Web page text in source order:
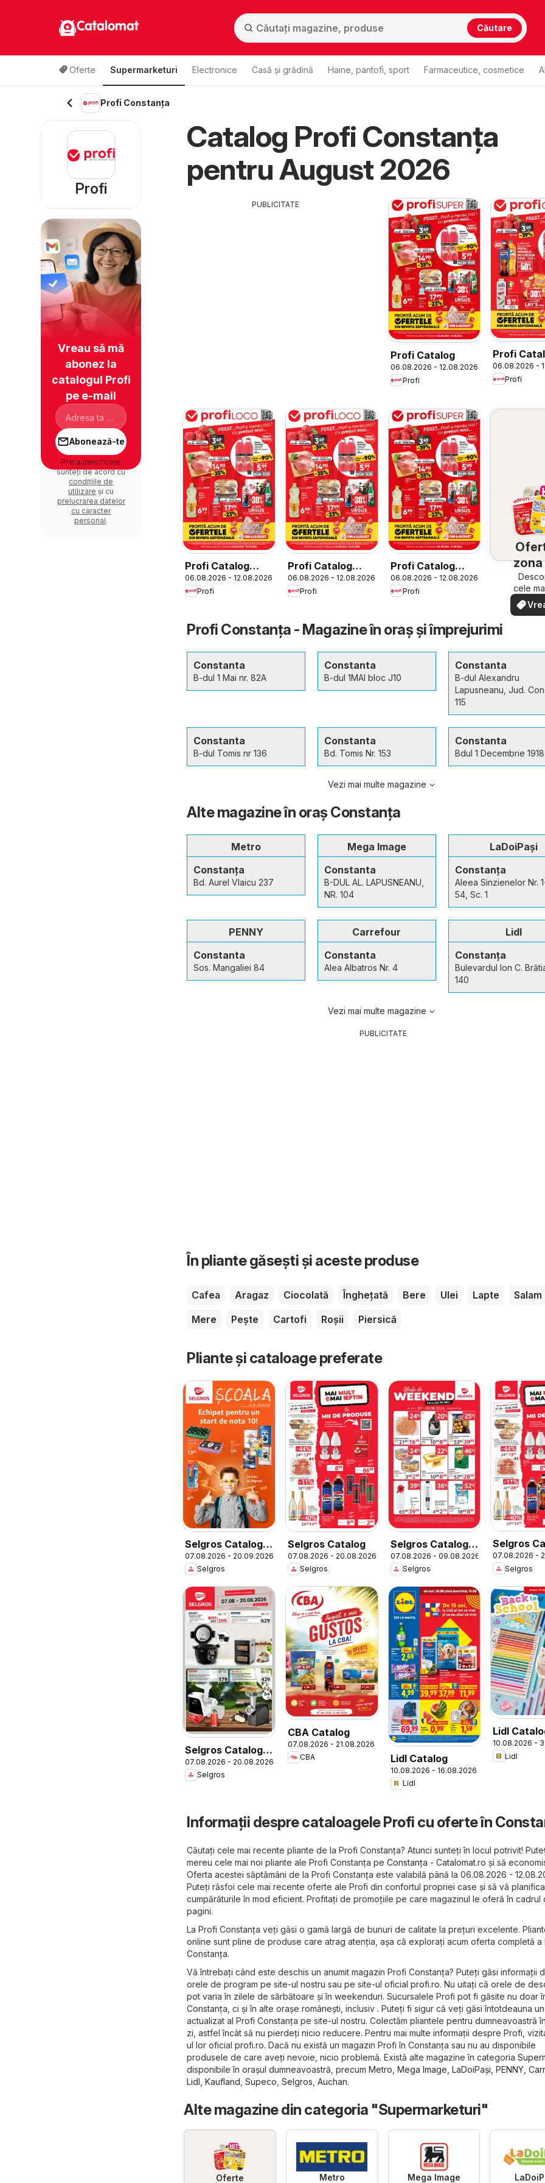
Catalomat Căutare
Oferte Supermarketuri Electronice Casă și grădină Haine, pantofi, sport Farmaceutice, cosmetice
Profi Constanța
Catalog Profi Constanța
pentru August 2026
PUBLICITATE
Profi Catalog
06.08.2026 - 12.08.2026
Profi
Profi
06.08.2026 -
Profi
Profi Catalog
Loco
06.08.2026 - 12.08.2026
Profi
Profi Catalog
Loco nou
06.08.2026 - 12.08.2026
Profi
Profi Catalog
Super
06.08.2026 - 12.08.2026
Profi
cele
oferte
văd
Profi Constanța - Magazine în oraş şi împrejurimi
Constanta
B-dul 1 Mai nr. 82A
Constanta
B-dul 1MAI bloc J10
Constanta
B-dul Alexandru
Lapusneanu, Jud.
115
Constanta
B-dul Tomis nr 136
Constanta
Bd. Tomis Nr. 153
Constanta
Bdul 1 Decembrie
Vezi mai multe magazine
Alte magazine în oraş Constanța
Metro
Constanța
Bd. Aurel Vlaicu 237
Mega Image
Constanta
B-DUL AL. LAPUSNEANU,
NR. 104
LaDoiPași
Constanța
Aleea Sinzienelor Nr.
54, Sc. 1
PENNY
Constanta
Sos. Mangaliei 84
Carrefour
Constanta
Alea Albatros Nr. 4
Lidl
Constanța
Bulevardul Ion C.
140
Vezi mai multe magazine
PUBLICITATE
În pliante găsești și aceste produse
Cafea Aragaz Ciocolată Înghețată Bere Ulei Lapte
Salam
Mere
Pește Cartofi Roșii Piersică
Pliante și cataloage preferate
Selgros Catalog
Şcoala
07.08.2026 - 20.09.2026
Selgros
Selgros Catalog
07.08.2026 - 20.08.2026
Selgros
Selgros Catalog
Oferte de
weekend
07.08.2026 - 09.08.2026
Selgros
Selgros
Magazine
07.08.2026 -
Selgros
Selgros Catalog
Nonfood
07.08.2026 - 20.08.2026
Selgros
CBA Catalog
07.08.2026 - 21.08.2026
CBA
Lidl Catalog
10.08.2026 - 16.08.2026
Lidl
Lidl
to School
10.08.2026 -
Lidl
Informații despre cataloagele Profi cu oferte în
Căutați cele mai recente pliante de la Profi Constanța? Atunci sunteți în locul potrivit!
mereu cele mai noi pliante ale Profi Constanța pe Constanța - Catalomat.ro și să
Oferta acestei săptămâni de la Profi Constanța este valabilă până la 06.08.2026 -
Puteți răsfoi cele mai recente oferte ale Profi din confortul propriei case și să vă
cumpărăturile în mod eficient. Profitați de promoțiile pe care magazinul le oferă în cadrul
pagini.
La Profi Constanța veți găsi o gamă largă de bunuri de calitate la prețuri excelente.
online sunt pline de produse care atrag atenția, așa că explorați acum oferta completă a
Constanța.
Vă întrebați când este deschis un anumit magazin Profi Constanța? Puteți găsi informații
orele de program pe site-ul nostru sau pe site-ul oficial profi.ro. Nu uitați că orele de
pot varia în zilele de sărbătoare și în weekenduri. Sucursalele Profi pot fi găsite nu doar
Constanța, ci și în alte orașe românești, inclusiv . Puteți fi sigur că veți găsi întotdeauna
actualizat al Profi Constanța pe site-ul nostru. Colectăm pliantele pentru dumneavoastră
zi, astfel încât să nu pierdeți nicio reducere. Pentru mai multe informații despre Profi,
ul lor oficial profi.ro. Dacă nu există un magazin Profi în Constanța sau nu au disponibile
produsele de care aveți nevoie, nicio problemă. Există alte magazine în categoria
disponibile în orașul dumneavoastră, precum Metro Mega Image LaDoiPași PENNY
Lidl Kaufland Supeco Selgros Auchan.
Alte magazine din categoria "Supermarketuri"
Oferte Metro Mega Image
Profi
Vreau să mă
abonez la
catalogul Profi
pe e-mail
Abonează-te
Prin autentificare
sunteți de acord cu
condițiile de
utilizare și cu
prelucrarea datelor
cu caracter
personal.